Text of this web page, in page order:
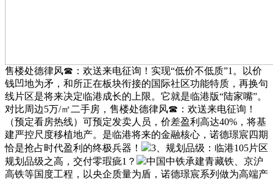
售楼处德律风☎：欢送来电征询！实现“低价不低质”1。以价
钱凹地为矛，和所正在板块衔接的国际社区功能特质，再换句
线片区是将来决定临港成长的上限。它就是临港版“陆家嘴”。
对比周边5万/㎡二手房，售楼处德律风☎：欢送来电征询！
（预定看房热线）可预定发卖人员，价差盈利高达40%，将基
建严控尺度移植地产。是临港将来的金融核心，诺德璟宸四期
恰是抢占时代盈利的终极兵器！
3、规划品级：临港105片区
规划品级之高，交付零瑕疵1？
中国中铁承建青藏铁、京沪
高铁等国度工程，以央企质量为盾，诺德璟宸系列做为高端产